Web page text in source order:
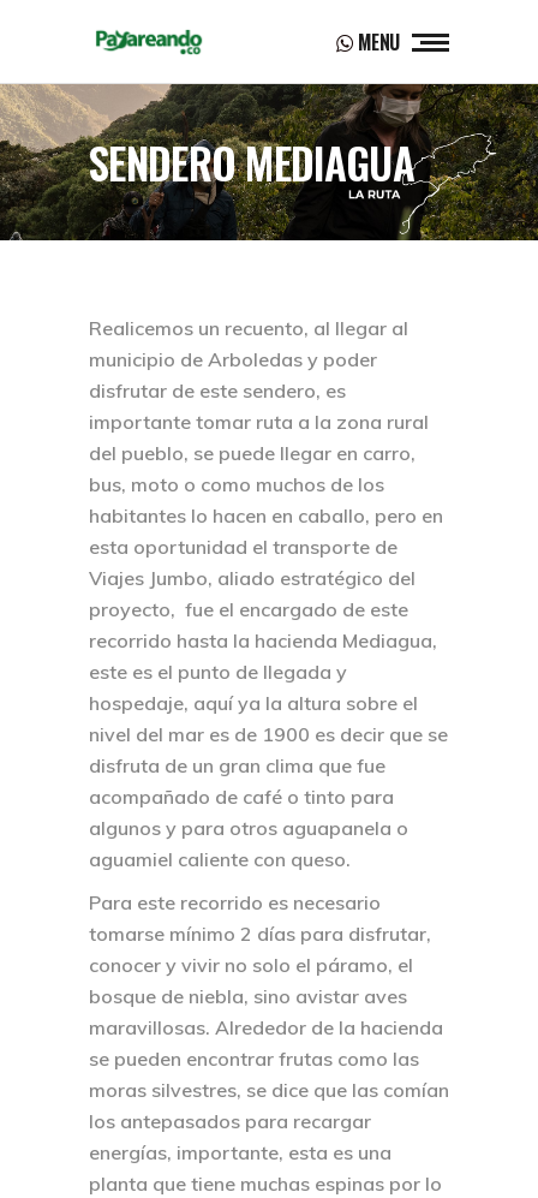
MENU
SENDERO MEDIAGUA
Realicemos un recuento, al llegar al
municipio de Arboledas y poder
disfrutar de este sendero, es
importante tomar ruta a la zona rural
del pueblo, se puede llegar en carro,
bus, moto o como muchos de los
habitantes lo hacen en caballo, pero en
esta oportunidad el transporte de
Viajes Jumbo, aliado estratégico del
proyecto, fue el encargado de este
recorrido hasta la hacienda Mediagua,
este es el punto de llegada y
hospedaje, aquí ya la altura sobre el
nivel del mar es de 1900 es decir que se
disfruta de un gran clima que fue
acompañado de café o tinto para
algunos y para otros aguapanela o
aguamiel caliente con queso.
Para este recorrido es necesario
tomarse mínimo 2 días para disfrutar,
conocer y vivir no solo el páramo, el
bosque de niebla, sino avistar aves
maravillosas. Alrededor de la hacienda
se pueden encontrar frutas como las
moras silvestres, se dice que las comían
los antepasados para recargar
energías, importante, esta es una
planta que tiene muchas espinas por lo